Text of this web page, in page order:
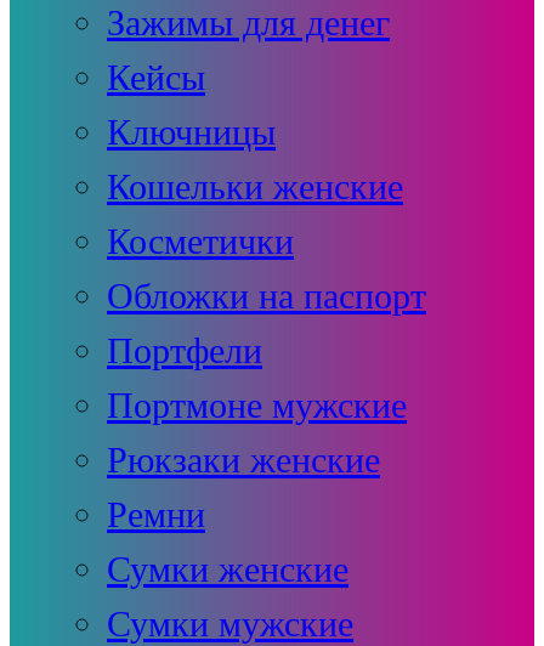
Зажимы для денег
Кейсы
Ключницы
Кошельки женские
Косметички
Обложки на паспорт
Портфели
Портмоне мужские
Рюкзаки женские
Ремни
Сумки женские
Сумки мужские